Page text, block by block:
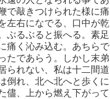
で敲きつけられた様に痛
左右になでる、口中が乾
ぶるぶると振へる。素足
痛く沁み込む。あちらで
たであらう。しかし末弟
られない、私は十二間道
倒れ、北へ北へと歩くに
儘、上から燃え下がって